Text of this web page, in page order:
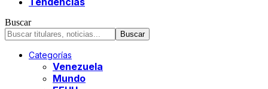
Buscar
Categorías
Venezuela
Mundo